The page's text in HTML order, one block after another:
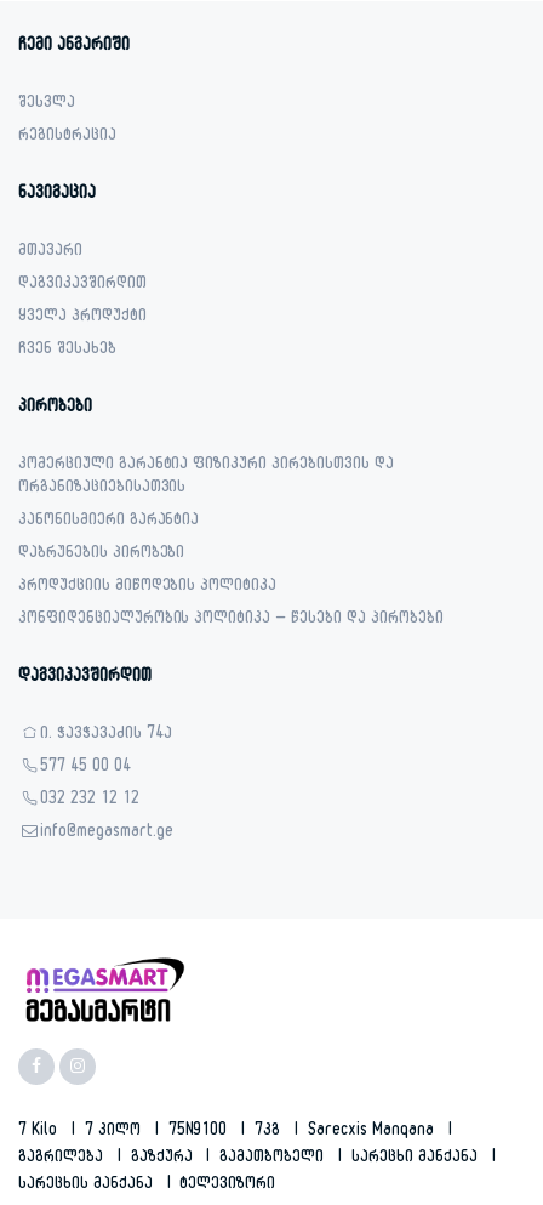
ჩემი ანგარიში
შესვლა
რეგისტრაცია
ნავიგაცია
მთავარი
დაგვიკავშირდით
ყველა პროდუქტი
ჩვენ შესახებ
პირობები
კომერციული გარანტია ფიზიკური პირებისთვის და
ორგანიზაციებისათვის
კანონისმიერი გარანტია
დაბრუნების პირობები
პროდუქციის მიწოდების პოლიტიკა
კონფიდენციალურობის პოლიტიკა – წესები და პირობები
დაგვიკავშირდით
ი. ჭავჭავაძის 74ა
577 45 00 04
032 232 12 12
info@megasmart.ge
7 Kilo 7 Კილო 75N9100 7კგ
Sarecxis Manqana
Გაგრილება
Გაზქურა Გამათბობელი
Სარეცხი Მანქანა
Სარეცხის Მანქანა
Ტელევიზორი